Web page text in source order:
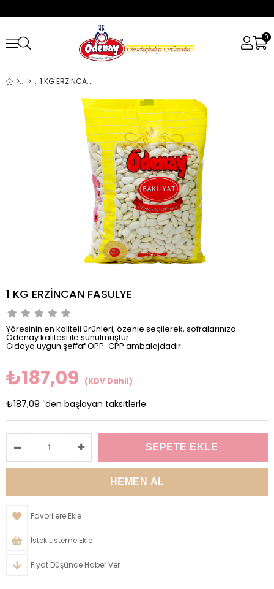
0
1 KG ERZİNCAN FASULYE
1 KG ERZİNCAN FASULYE
Yöresinin en kaliteli ürünleri, özenle seçilerek, sofralarınıza
Ödenay kalitesi ile sunulmuştur.
Gıdaya uygun şeffaf OPP-CPP ambalajdadır.
₺187,09 (KDV Dahil)
₺187,09 `den başlayan taksitlerle
Favorilere Ekle
İstek Listeme Ekle
Fiyat Düşünce Haber Ver